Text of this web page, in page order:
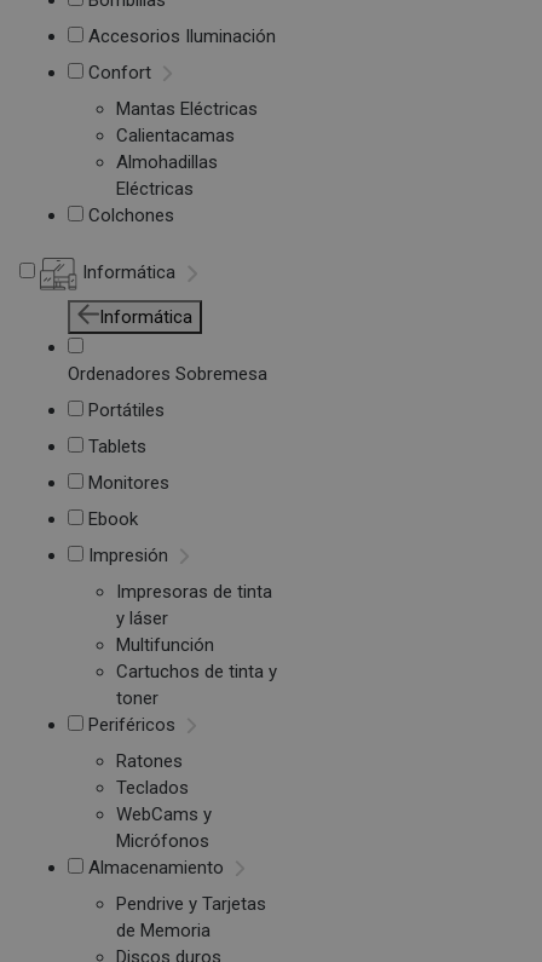
Accesorios Iluminación
Confort
Mantas Eléctricas
Calientacamas
Almohadillas
Eléctricas
Colchones
Informática
Informática
Ordenadores Sobremesa
Portátiles
Tablets
Monitores
Ebook
Impresión
Impresoras de tinta
y láser
Multifunción
Cartuchos de tinta y
toner
Periféricos
Ratones
Teclados
WebCams y
Micrófonos
Almacenamiento
Pendrive y Tarjetas
de Memoria
Discos duros